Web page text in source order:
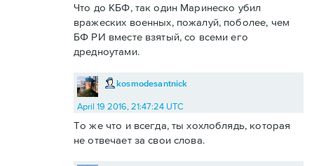
Что до КБФ, так один Маринеско убил
вражеских военных, пожалуй, поболее, чем
БФ РИ вместе взятый, со всеми его
дредноутами.
kosmodesantnick
April 19 2016, 21:47:24 UTC
То же что и всегда, ты хохлоблядь, которая
не отвечает за свои слова.